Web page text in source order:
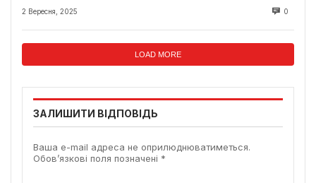
2 Вересня, 2025 0
LOAD MORE
ЗАЛИШИТИ ВІДПОВІДЬ
Ваша e-mail адреса не оприлюднюватиметься.
Обов’язкові поля позначені *